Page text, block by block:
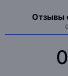
Отзывы
0